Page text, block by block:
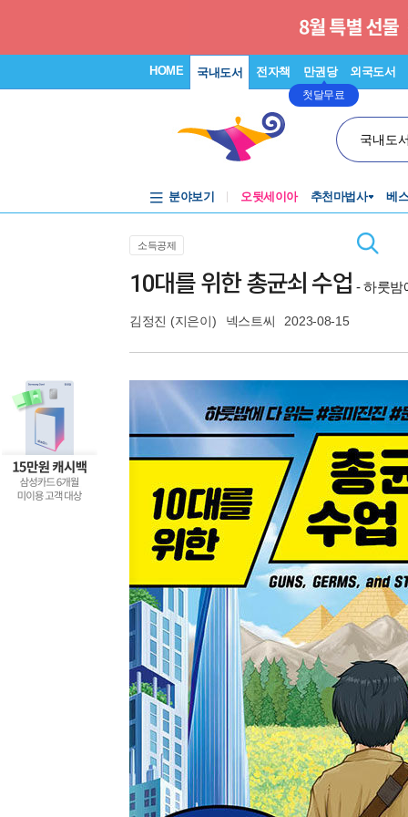
HOME 국내도서 전자책 만권당
첫달무료
외국도서
국내도
분야보기 오뒷세이아 추천마법사 베
소득공제
10대를 위한 총균쇠 수업 - 하룻밤
김정진 (지은이) 넥스트씨 2023-08-15